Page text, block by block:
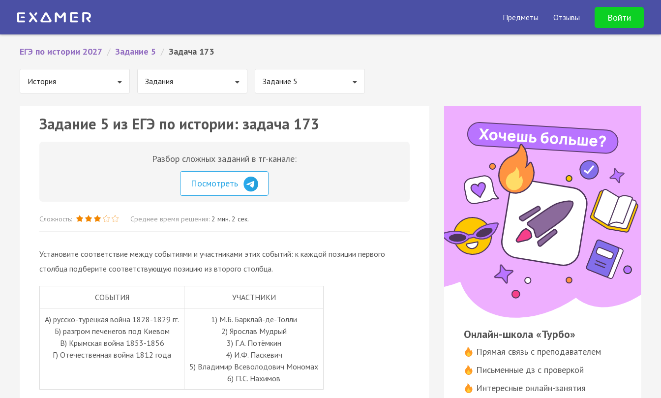
Предметы Отзывы Войти
ЕГЭ по истории 2027 / Задание 5 / Задача 173
История Задания Задание 5
Задание 5 из ЕГЭ по истории: задача 173
Разбор сложных заданий в тг-канале:
Посмотреть
Сложность: Среднее время решения: 2 мин. 2 сек.
Установите соответствие между событиями и участниками этих событий: к каждой позиции первого
столбца подберите соответствующую позицию из второго столбца.
СОБЫТИЯ УЧАСТНИКИ
A) русско-турецкая война 1828-1829 гг.
Б) разгром печенегов под Киевом
В) Крымская война 1853-1856
Г) Отечественная война 1812 года
1) М.Б. Барклай-де-Толли
2) Ярослав Мудрый
3) Г.А. Потёмкин
4) И.Ф. Паскевич
5) Владимир Всеволодович Мономах
6) П.С. Нахимов
Онлайн-школа «Турбо»
Прямая связь с преподавателем
Письменные дз с проверкой
Интересные онлайн-занятия